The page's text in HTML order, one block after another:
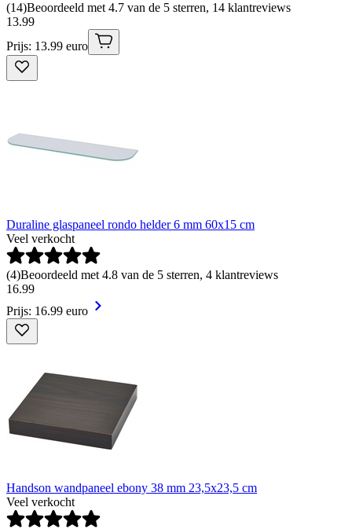
(14)Beoordeeld met 4.7 van de 5 sterren, 14 klantreviews
13.99
Prijs: 13.99 euro
Duraline glaspaneel rondo helder 6 mm 60x15 cm
Veel verkocht
(4)Beoordeeld met 4.8 van de 5 sterren, 4 klantreviews
16.99
Prijs: 16.99 euro
Handson wandpaneel ebony 38 mm 23,5x23,5 cm
Veel verkocht